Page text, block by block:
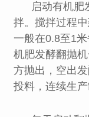
启动有机肥
拌。搅拌过程中
一般在0.8至1
机肥发酵翻抛
方抛出，空出
投料，连续生产